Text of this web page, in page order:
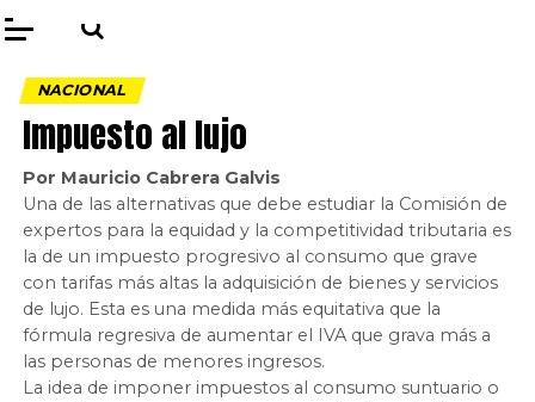
NACIONAL
Impuesto al lujo
Por Mauricio Cabrera Galvis
Una de las alternativas que debe estudiar la Comisión de
expertos para la equidad y la competitividad tributaria es
la de un impuesto progresivo al consumo que grave
con tarifas más altas la adquisición de bienes y servicios
de lujo. Esta es una medida más equitativa que la
fórmula regresiva de aumentar el IVA que grava más a
las personas de menores ingresos.
La idea de imponer impuestos al consumo suntuario o